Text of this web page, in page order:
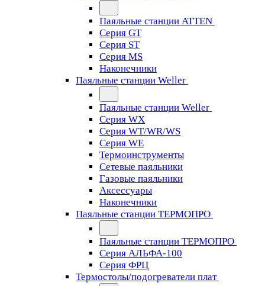
Паяльные станции ATTEN
Серия GT
Серия ST
Серия MS
Наконечники
Паяльные станции Weller
Паяльные станции Weller
Серия WX
Серия WT/WR/WS
Серия WE
Термоинструменты
Сетевые паяльники
Газовые паяльники
Аксессуары
Наконечники
Паяльные станции ТЕРМОПРО
Паяльные станции ТЕРМОПРО
Серия АЛЬФА-100
Серия ФРЦ
Термостолы/подогреватели плат